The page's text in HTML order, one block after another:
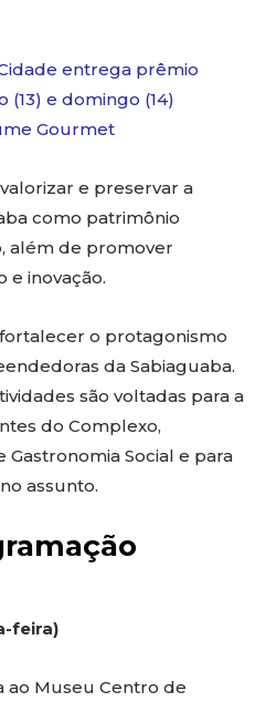
entrega prêmio
e domingo (14)
Gourmet
e preservar a
como patrimônio
além de promover
e inovação.
fortalecer o protagonismo
da Sabiaguaba.
são voltadas para a
do Complexo,
Social e para
assunto.
feira)
ao Museu Centro de